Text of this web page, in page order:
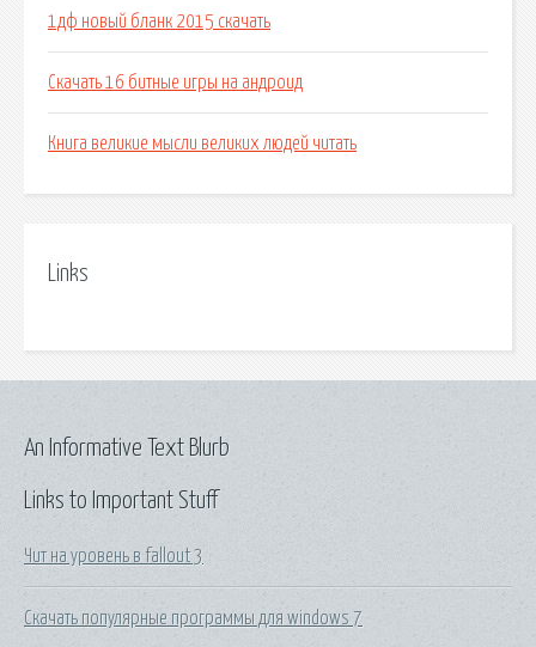
1дф новый бланк 2015 скачать
Скачать 16 битные игры на андроид
Книга великие мысли великих людей читать
Links
Links to Important Stuff
Чит на уровень в fallout 3
Скачать популярные программы для windows 7
An Informative Text Blurb